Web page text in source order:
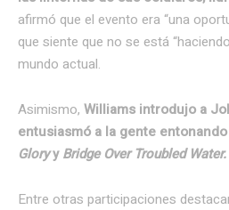
afirmó que el evento era “una
que siente que no se está
mundo actual.
Asimismo, Williams introdujo a
entusiasmó a la gente
GloryyBridge Over Troubled Water.
Entre otras participaciones